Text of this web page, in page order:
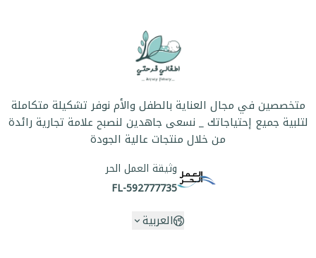
متخصصين في مجال العناية بالطفل والأم نوفر تشكيلة متكاملة
لتلبية جميع إحتياجاتك _ نسعى جاهدين لنصبح علامة تجارية رائدة
من خلال منتجات عالية الجودة
وثيقة العمل الحر
FL-592777735
العربية